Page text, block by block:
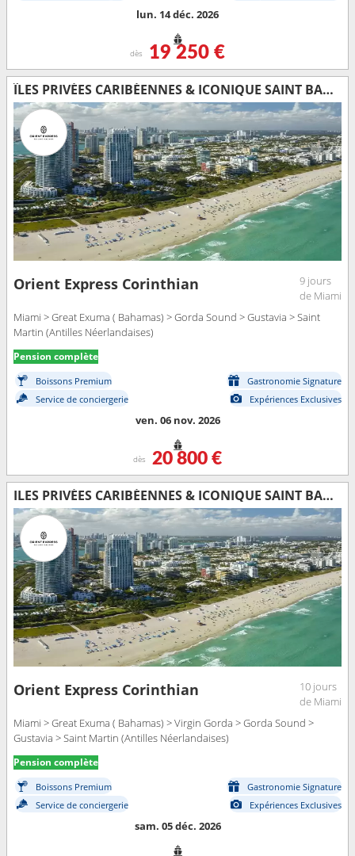
lun. 14 déc. 2026
dès 19 250 €
ÎLES PRIVÉES CARIBÉENNES & ICONIQUE SAINT BARTH
Orient Express Corinthian
9 jours
de Miami
Miami > Great Exuma ( Bahamas) > Gorda Sound > Gustavia > Saint
Martin (Antilles Néerlandaises)
Pension complète
Boissons Premium
Gastronomie Signature
Service de conciergerie
Expériences Exclusives
ven. 06 nov. 2026
dès 20 800 €
ILES PRIVÉES CARIBÉENNES & ICONIQUE SAINT BARTH
Orient Express Corinthian
10 jours
de Miami
Miami > Great Exuma ( Bahamas) > Virgin Gorda > Gorda Sound >
Gustavia > Saint Martin (Antilles Néerlandaises)
Pension complète
Boissons Premium
Gastronomie Signature
Service de conciergerie
Expériences Exclusives
sam. 05 déc. 2026